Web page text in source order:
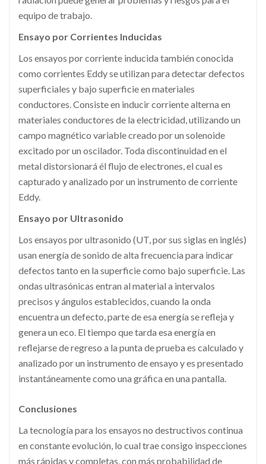
equipo de trabajo.
Ensayo por Corrientes Inducidas
Los ensayos por corriente inducida también conocida
como corrientes Eddy se utilizan para detectar defectos
superficiales y bajo superficie en materiales
conductores. Consiste en inducir corriente alterna en
materiales conductores de la electricidad, utilizando un
campo magnético variable creado por un solenoide
excitado por un oscilador. Toda discontinuidad en el
metal distorsionará él flujo de electrones, el cual es
capturado y analizado por un instrumento de corriente
Eddy.
Ensayo por Ultrasonido
Los ensayos por ultrasonido (UT, por sus siglas en inglés)
usan energía de sonido de alta frecuencia para indicar
defectos tanto en la superficie como bajo superficie. Las
ondas ultrasónicas entran al material a intervalos
precisos y ángulos establecidos, cuando la onda
encuentra un defecto, parte de esa energía se refleja y
genera un eco. El tiempo que tarda esa energía en
reflejarse de regreso a la punta de prueba es calculado y
analizado por un instrumento de ensayo y es presentado
instantáneamente como una gráfica en una pantalla.
Conclusiones
La tecnología para los ensayos no destructivos continua
en constante evolución, lo cual trae consigo inspecciones
más rápidas y completas, con más probabilidad de